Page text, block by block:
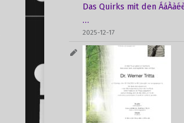
Das Quirks mit den
…
2025-12-17